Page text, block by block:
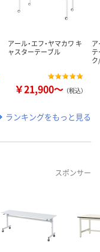
アール・エフ・ヤマカワ キ
ャスターテーブル
￥21,900～ （税込）
ランキングをもっと見る
スポンサー